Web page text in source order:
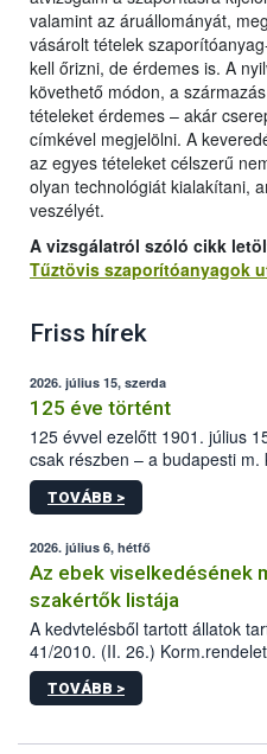
valamint az áruállományát,
vásárolt tételek
kell őrizni, de érdemes is. A
követhető módon, a
tételeket érdemes – akár
címkével megjelölni. A
az egyes tételeket célszerű
olyan technológiát kialakítani,
veszélyét.
A vizsgálatról szóló cikk
Tűztövis szaporítóanyagok
Friss hírek
2026. július 15, szerda
125 éve történt
125 évvel ezelőtt 1901. július
csak részben – a budapesti m.
állomás a Kis Rókus utca 15.
tervezett új épületébe.
TOVÁBB >
2026. július 6, hétfő
Az ebek viselkedésének
szakértők listája
A kedvtelésből tartott állatok
41/2010. (II. 26.)
sérülés, illetve ennek veszélye
hatósági feladatokat, valamint
vonni az ebek viselkedésének
TOVÁBB >